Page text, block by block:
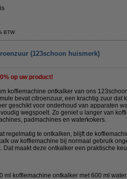
BTW
(123schoon huismerk)
op uw product!
koffiemachine ontkalker van ons
bevat citroenzuur, een krachtig zuur
geschikt voor onderhoud van apparaten
wegspoelt. Zo geniet u langer van
padmachines en waterkokers.
regelmatig te ontkalken, blijft de
uw koffiemachine bij normaal gebruik
Dat maakt deze ontkalker een praktische
ml koffiemachine ontkalker met 600 ml